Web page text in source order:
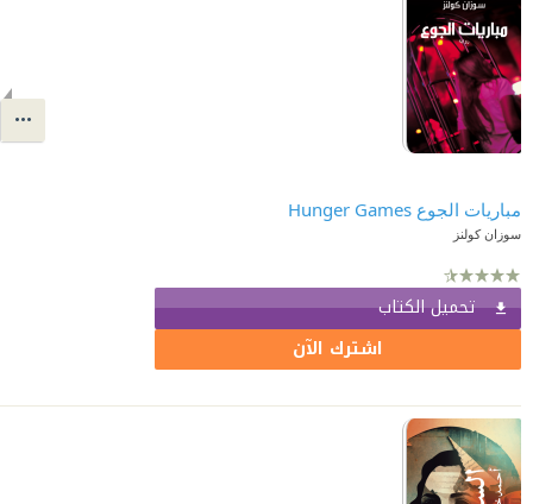
مباريات الجوع Hunger Games
سوزان كولنز
تحميل الكتاب
اشترك الآن